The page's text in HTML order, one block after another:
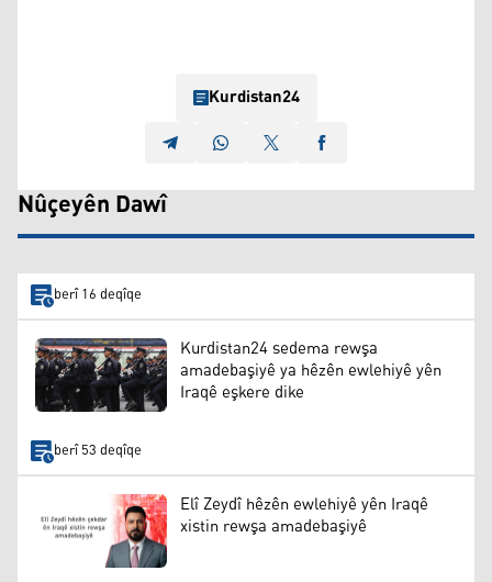
Kurdistan24
Nûçeyên Dawî
berî 16 deqîqe
Kurdistan24 sedema rewşa
amadebaşiyê ya hêzên ewlehiyê yên
Iraqê eşkere dike
berî 53 deqîqe
Elî Zeydî hêzên ewlehiyê yên Iraqê
xistin rewşa amadebaşiyê